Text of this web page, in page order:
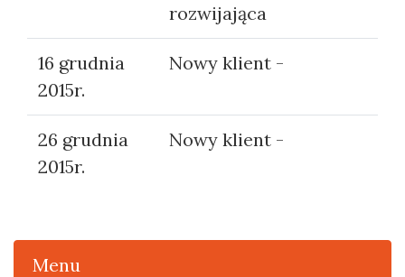
rozwijająca
16 grudnia
2015r.
Nowy klient -
26 grudnia
2015r.
Nowy klient -
Menu